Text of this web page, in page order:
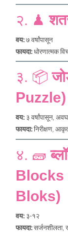
२. ♟
वय:७ वर्षांपासून
फायदा:धोरणात्मक
३. 📦
Puzzle)
वय: ३ वर्षांपासून,
फायदा:निरीक्षण,
४. 🧱
Blocks
Bloks)
वय: ३-१२
फायदा: